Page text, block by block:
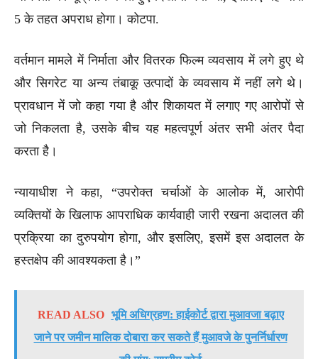
5 के तहत अपराध होगा। कोटपा.
वर्तमान मामले में निर्माता और वितरक फिल्म व्यवसाय में लगे हुए थे
और सिगरेट या अन्य तंबाकू उत्पादों के व्यवसाय में नहीं लगे थे।
प्रावधान में जो कहा गया है और शिकायत में लगाए गए आरोपों से
जो निकलता है, उसके बीच यह महत्वपूर्ण अंतर सभी अंतर पैदा
करता है।
न्यायाधीश ने कहा, “उपरोक्त चर्चाओं के आलोक में, आरोपी
व्यक्तियों के खिलाफ आपराधिक कार्यवाही जारी रखना अदालत की
प्रक्रिया का दुरुपयोग होगा, और इसलिए, इसमें इस अदालत के
हस्तक्षेप की आवश्यकता है।”
READ ALSO
भूमि अधिग्रहण: हाईकोर्ट द्वारा मुआवजा बढ़ाए
जाने पर जमीन मालिक दोबारा कर सकते हैं मुआवजे के पुनर्निर्धारण